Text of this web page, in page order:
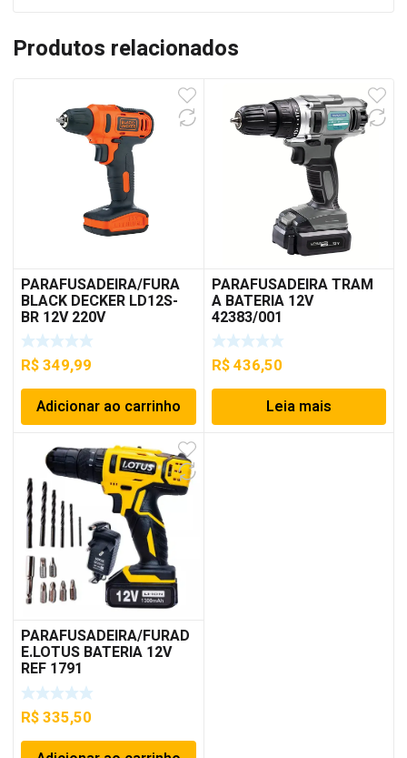
Produtos relacionados
PARAFUSADEIRA/FURA
BLACK DECKER LD12S-
BR 12V 220V
R$349,99
Adicionar ao carrinho
PARAFUSADEIRA TRAM
A BATERIA 12V
42383/001
R$436,50
Leia mais
PARAFUSADEIRA/FURAD
E.LOTUS BATERIA 12V
REF 1791
R$335,50